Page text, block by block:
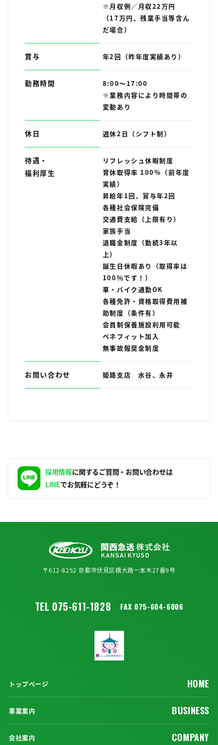
※月収例／月収22万円
（17万円、残業手当等含ん
だ場合）
賞与 年2回（昨年度実績あり）
勤務時間
8:00～17:00
※業務内容により時間帯の
変動あり
休日 週休2日（シフト制）
待遇・
福利厚生
リフレッシュ休暇制度
育休取得率 100%（前年度
実績）
昇給年1回、賞与年2回
各種社会保険完備
交通費支給（上限有り）
家族手当
退職金制度（勤続3年以
上）
誕生日休暇あり（取得率は
100％です！）
車・バイク通勤OK
各種免許・資格取得費用補
助制度（条件有）
会員制保養施設利用可能
ベネフィット加入
無事故報奨金制度
お問い合わせ 姫路支店 水谷、永井
採用情報に関するご質問・お問い合わせは
LINEでお気軽にどうぞ！
〒612-8252 京都市伏見区横大路一本木27番9号
TEL 075-611-1828 FAX 075-604-6006
HOME
トップページ
BUSINESS
事業案内
COMPANY
会社案内